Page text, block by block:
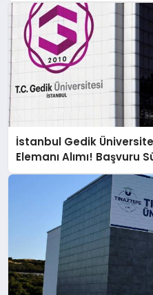
İstanbul Gedik
Elemanı Alımı! Başvuru
Açıklandı